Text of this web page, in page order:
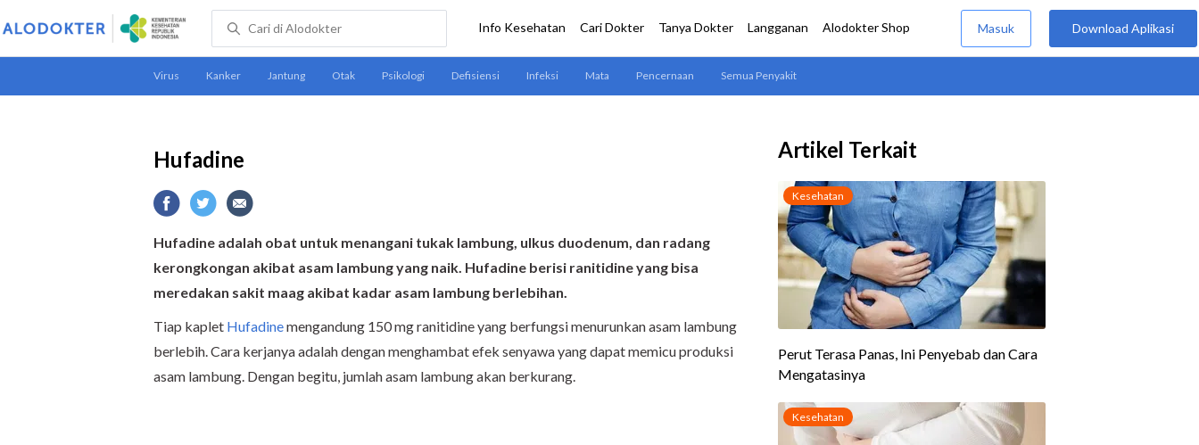
Hufadine
Hufadine adalah obat untuk menangani tukak lambung, ulkus duodenum, dan radang
kerongkongan akibat asam lambung yang naik. Hufadine berisi ranitidine yang bisa
meredakan sakit maag akibat kadar asam lambung berlebihan.
Tiap kaplet Hufadinemengandung 150 mg ranitidine yang berfungsi menurunkan asam lambung
berlebih. Cara kerjanya adalah dengan menghambat efek senyawa yang dapat memicu produksi
asam lambung. Dengan begitu, jumlah asam lambung akan berkurang.
Artikel Terkait